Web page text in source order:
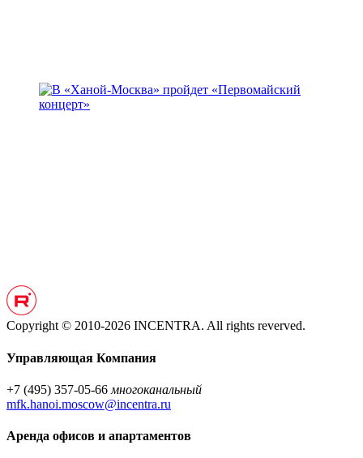
Copyright © 2010-2026 INCENTRA. All rights reverved.
Управляющая Компания
+7 (495) 357-05-66 многоканальный
mfk.hanoi.moscow@incentra.ru
Аренда офисов и апартаментов